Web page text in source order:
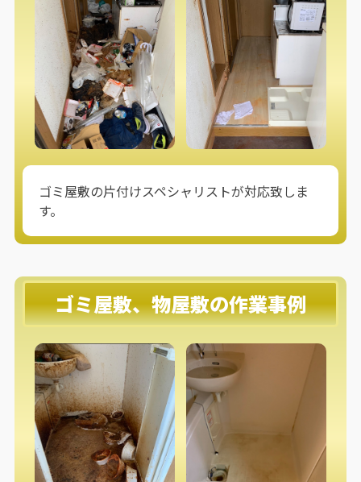
ゴミ屋敷の片付けスペシャリストが対応致しま
す。
ゴミ屋敷、物屋敷の作業事例